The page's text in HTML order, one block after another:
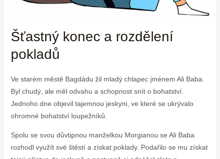
Šťastný konec a rozdělení
pokladů
Ve starém městě Bagdádu žil mladý chlapec jménem Ali Baba.
Byl chudý, ale měl odvahu a schopnost snít o bohatství.
Jednoho dne objevil tajemnou jeskyni, ve které se ukrývalo
ohromné bohatství loupežníků.
Spolu se svou důvtipnou manželkou Morgianou se Ali Baba
rozhodl využít své štěstí a získat poklady. Podařilo se mu získat